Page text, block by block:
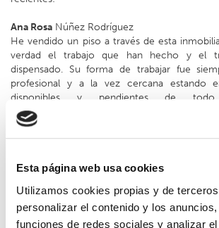
Esta página web usa cookies
Utilizamos cookies propias y de
personalizar el contenido y los
funciones de redes sociales y analizar
Ana Rosa Núñez Rodríguez
He vendido un piso a través de esta
verdad el trabajo que han hecho y el
dispensado. Su forma de trabajar fue
profesional y a la vez cercana estando
disponibles y pendientes de todo,
acertadamente a cada paso y
gestiones desde el principio hasta el
recomendaría a cualquiera que necesite
Concertamos la venta de nuestro piso con
momento fuimos informados de la
resueltas nuestras dudas y atendidos